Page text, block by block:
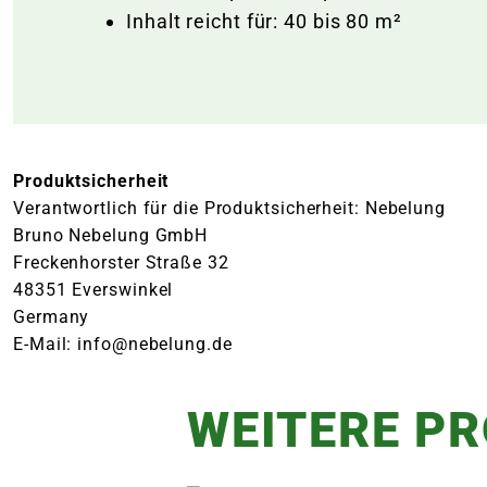
Inhalt reicht für: 40 bis 80 m²
Produktsicherheit
Verantwortlich für die Produktsicherheit: Nebelung
Bruno Nebelung GmbH
Freckenhorster Straße 32
48351 Everswinkel
Germany
E-Mail: info@nebelung.de
WEITERE